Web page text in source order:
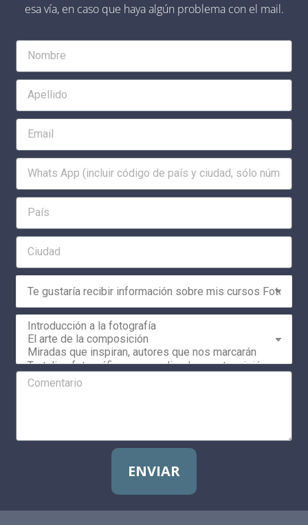
esa vía, en caso que haya algún problema con el mail.
ENVIAR